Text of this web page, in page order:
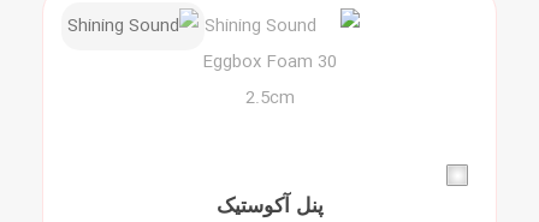
پنل آکوستیک